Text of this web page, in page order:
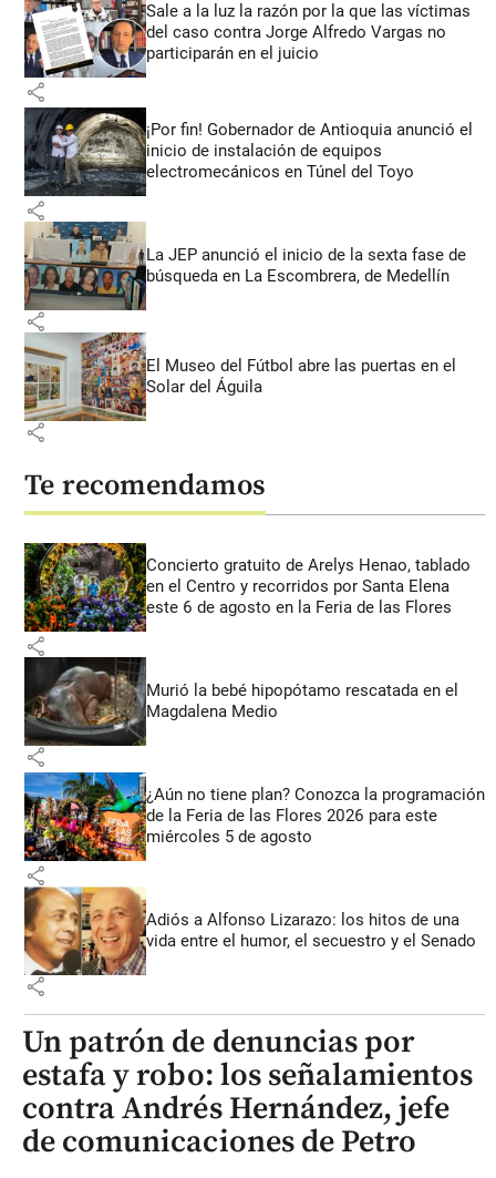
Sale a la luz la razón por la que las víctimas
del caso contra Jorge Alfredo Vargas no
participarán en el juicio
share
¡Por fin! Gobernador de Antioquia anunció el
inicio de instalación de equipos
electromecánicos en Túnel del Toyo
share
La JEP anunció el inicio de la sexta fase de
búsqueda en La Escombrera, de Medellín
share
El Museo del Fútbol abre las puertas en el
Solar del Águila
share
Te recomendamos
Concierto gratuito de Arelys Henao, tablado
en el Centro y recorridos por Santa Elena
este 6 de agosto en la Feria de las Flores
share
Murió la bebé hipopótamo rescatada en el
Magdalena Medio
share
¿Aún no tiene plan? Conozca la programación
de la Feria de las Flores 2026 para este
miércoles 5 de agosto
share
Adiós a Alfonso Lizarazo: los hitos de una
vida entre el humor, el secuestro y el Senado
share
Un patrón de denuncias por
estafa y robo: los señalamientos
contra Andrés Hernández, jefe
de comunicaciones de Petro